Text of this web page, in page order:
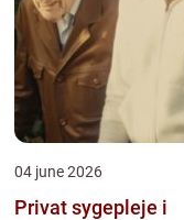
04 june 2026
Privat sygepleje i